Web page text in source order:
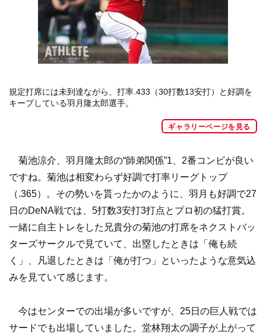
規定打席には未到達ながら、打率.433（30打数13安打）と好調を
キープしている羽月隆太郎選手。
ギャラリーページを見る
菊池涼介、羽月隆太郎の“師弟関係”1、2番コンビが良い
ですね。菊池は相変わらず好調で打率リーグトップ
（.365）。その勢いを貰ったかのように、羽月も好調で27
日のDeNA戦では、5打数3安打3打点とプロ初の猛打賞。
一緒に自主トレをした兄貴分の菊池の打席をネクストバッ
ターズサークルで見ていて、出塁したときは「俺も続
く」、凡退したときは「俺が打つ」といったような意気込
みを見ていて感じます。
今はセンターでの出場が多いですが、25日の巨人戦では
サードでも出場していました。堂林翔太の調子が上がって